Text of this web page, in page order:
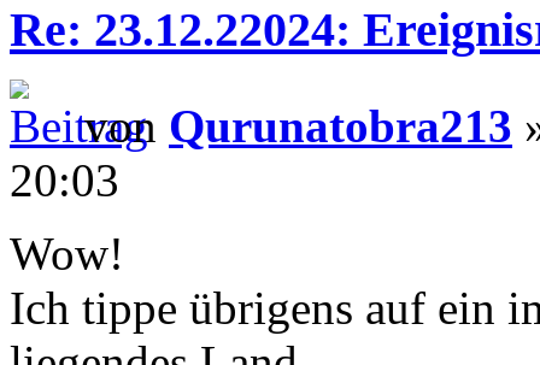
Re: 23.12.22024:
von Qurunatobra213
20:03
Wow!
Ich tippe übrigens auf ein